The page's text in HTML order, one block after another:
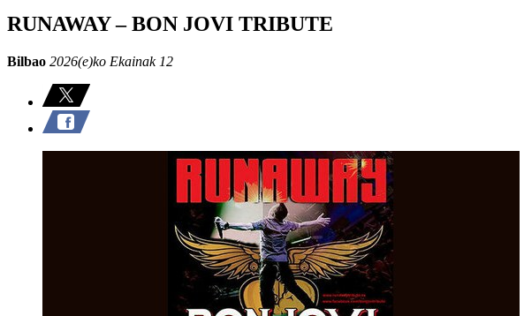
RUNAWAY – BON JOVI TRIBUTE
Bilbao 2026(e)ko Ekainak 12